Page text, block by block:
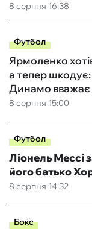
8 серпня 16:38
Футбол
8 серпня 15:00
Ярмоленко
а тепер шкодує:
Динамо
Футбол
8 серпня 14:32
Ліонель Мессі
його батько
Бокс